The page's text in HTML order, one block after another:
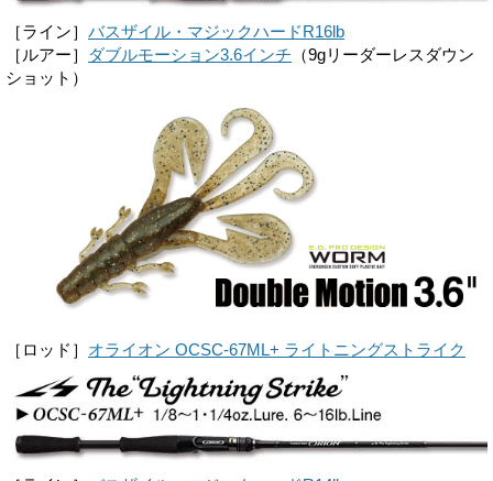
［ライン］ バスザイル・マジックハードR16lb
［ルアー］
ダブルモーション3.6インチ （9gリーダーレスダウン
ショット）
［ロッド］ オライオン OCSC-67ML+ ライトニングストライク